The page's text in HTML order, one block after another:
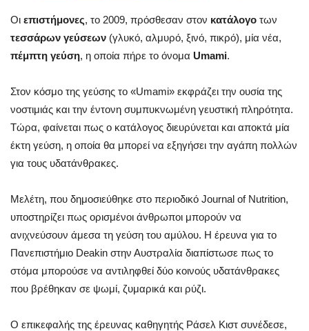
Οι επιστήμονες, το 2009, πρόσθεσαν στον κατάλογο των
τεσσάρων γεύσεων (γλυκό, αλμυρό, ξινό, πικρό), μία νέα,
πέμπτη γεύση, η οποία πήρε το όνομα Umami.
Στον κόσμο της γεύσης το «Umami» εκφράζει την ουσία της
νοστιμιάς και την έντονη συμπυκνωμένη γευστική πληρότητα.
Τώρα, φαίνεται πως ο κατάλογος διευρύνεται και αποκτά μία
έκτη γεύση, η οποία θα μπορεί να εξηγήσει την αγάπη πολλών
για τους υδατάνθρακες.
Μελέτη, που δημοσιεύθηκε στο περιοδικό Journal of Nutrition,
υποστηρίζει πως ορισμένοι άνθρωποι μπορούν να
ανιχνεύσουν άμεσα τη γεύση του αμύλου. Η έρευνα για το
Πανεπιστήμιο Deakin στην Αυστραλία διαπίστωσε πως το
στόμα μπορούσε να αντιληφθεί δύο κοινούς υδατάνθρακες
που βρέθηκαν σε ψωμί, ζυμαρικά και ρύζι.
Ο επικεφαλής της έρευνας καθηγητής Ράσελ Κιστ συνέδεσε,